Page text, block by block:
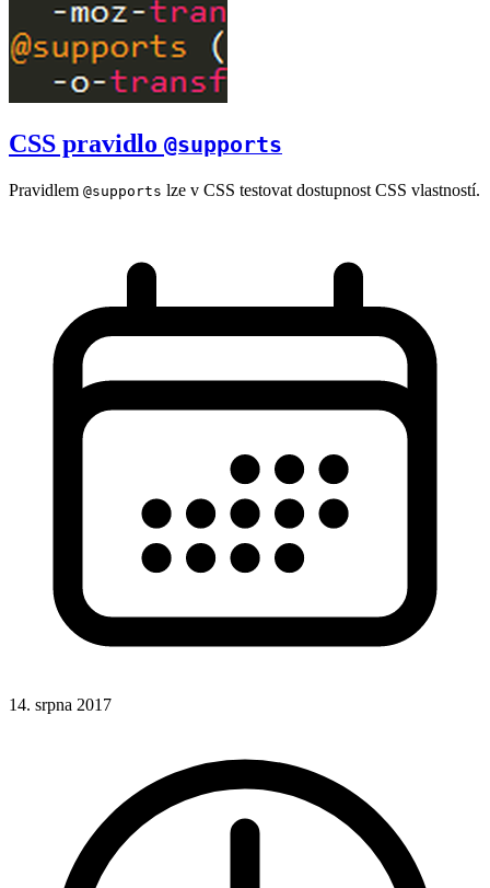
CSS pravidlo @supports
Pravidlem @supports lze v CSS testovat dostupnost CSS vlastností.
14. srpna 2017